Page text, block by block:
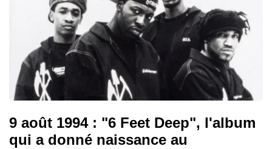
9 août 1994 : "6 Feet Deep", l'album
qui a donné naissance au